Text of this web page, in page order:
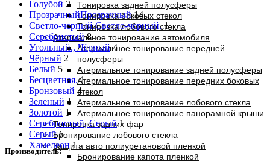
Тонировка задней полусферы
Тонировка боковых стекол
Тонировка лобового стекла
Атермальное тонирование автомобиля
Атермальное тонирование передней
полусферы
Атермальное тонирование задней полусферы
Атермальное тонирование передних боковых
стекол
Атермальное тонирование лобового стекла
Атермальное тонирование панорамной крыши
Тонировка задних фар
Бронирование лобового стекла
Защита авто полиуретановой пленкой
Бронирование капота пленкой
Голубой 2
ПрозрачныйПрозрачный 14
Светло-черный.Светло-черный. 1
Серебристый 8
Угольный., Чёрный 4
Чёрный 2
Белый 5
Бесцветная. 1
Бронзовый 4
Зеленый 1
Золотой 1
Серебристый, Серый 1
Серый 6
Хамелеон 1
Производитель: